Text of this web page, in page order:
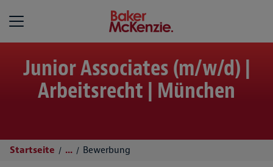
Baker McKenzie
Junior Associates (m/w/d) |
Arbeitsrecht | München
Startseite ... Bewerbung